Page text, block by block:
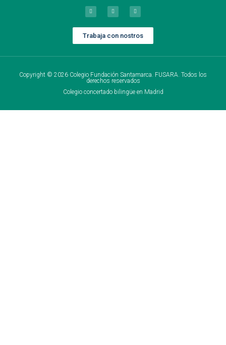
Trabaja con nostros
Copyright © 2026 Colegio Fundación Santamarca. FUSARA. Todos los
derechos reservados
Colegio concertado bilingüe en Madrid